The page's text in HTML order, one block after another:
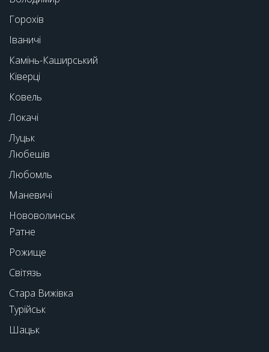
Горохів
Іваничі
Камінь-Каширський
Ківерці
Ковель
Локачі
Луцьк
Любешів
Любомль
Маневичі
Нововолинськ
Ратне
Рожище
Світязь
Стара Вижівка
Турійськ
Шацьк